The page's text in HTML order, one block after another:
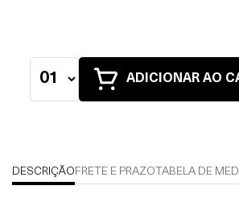
ADICIONAR AO
DESCRIÇÃO FRETE E PRAZOTABELA DE